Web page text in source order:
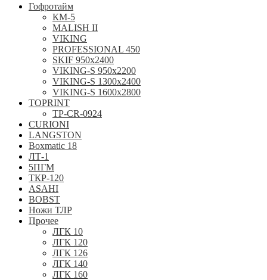
Гофротайм
КМ-5
MALISH II
VIKING
PROFESSIONAL 450
SKIF 950x2400
VIKING-S 950х2200
VIKING-S 1300x2400
VIKING-S 1600x2800
TOPRINT
TP-CR-0924
CURIONI
LANGSTON
Boxmatic 18
ЛТ-1
5ПГМ
ТКР-120
ASAHI
BOBST
Ножи ТЛР
Прочее
ЛГК 10
ЛГК 120
ЛГК 126
ЛГК 140
ЛГК 160